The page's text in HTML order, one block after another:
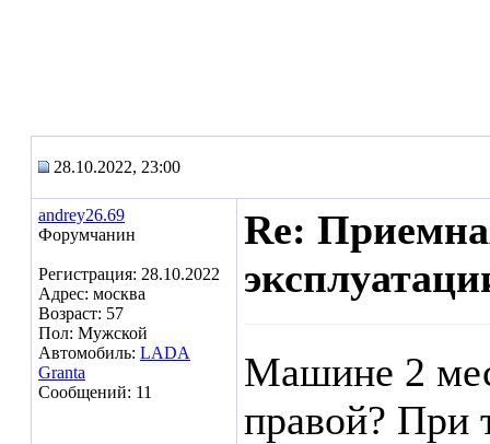
28.10.2022, 23:00
andrey26.69
Форумчанин
Регистрация: 28.10.2022
Адрес: москва
Возраст: 57
Пол: Мужской
Автомобиль: LADA
Granta
Сообщений: 11
Re:
Машине 2
правой? При